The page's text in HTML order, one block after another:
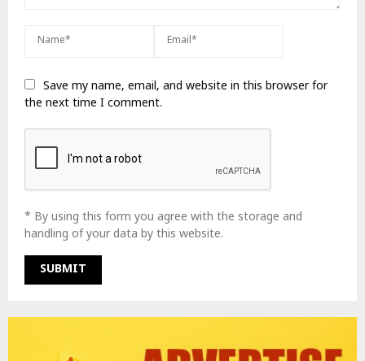
Save my name, email, and website in this browser for
the next time I comment.
* By using this form you agree with the storage and
handling of your data by this website.